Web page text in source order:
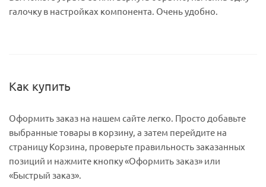
галочку в настройках компонента. Очень удобно.
Как купить
Оформить заказ на нашем сайте легко. Просто добавьте
выбранные товары в корзину, а затем перейдите на
страницу Корзина, проверьте правильность заказанных
позиций и нажмите кнопку «Оформить заказ» или
«Быстрый заказ».